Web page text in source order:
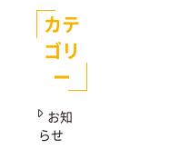
カテ
ゴリ
ー
お知
らせ